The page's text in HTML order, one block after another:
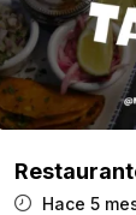
Hace 5